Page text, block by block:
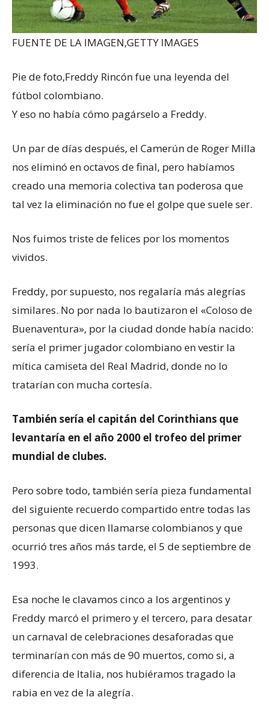
FUENTE DE LA IMAGEN,GETTY IMAGES
Pie de foto,Freddy Rincón fue una leyenda del
fútbol colombiano.
Y eso no había cómo pagárselo a Freddy.
Un par de días después, el Camerún de Roger Milla
nos eliminó en octavos de final, pero habíamos
creado una memoria colectiva tan poderosa que
tal vez la eliminación no fue el golpe que suele ser.
Nos fuimos triste de felices por los momentos
vividos.
Freddy, por supuesto, nos regalaría más alegrías
similares. No por nada lo bautizaron el «Coloso de
Buenaventura», por la ciudad donde había nacido:
sería el primer jugador colombiano en vestir la
mítica camiseta del Real Madrid, donde no lo
tratarían con mucha cortesía.
También sería el capitán del Corinthians que
levantaría en el año 2000 el trofeo del primer
mundial de clubes.
Pero sobre todo, también sería pieza fundamental
del siguiente recuerdo compartido entre todas las
personas que dicen llamarse colombianos y que
ocurrió tres años más tarde, el 5 de septiembre de
1993.
Esa noche le clavamos cinco a los argentinos y
Freddy marcó el primero y el tercero, para desatar
un carnaval de celebraciones desaforadas que
terminarían con más de 90 muertos, como si, a
diferencia de Italia, nos hubiéramos tragado la
rabia en vez de la alegría.